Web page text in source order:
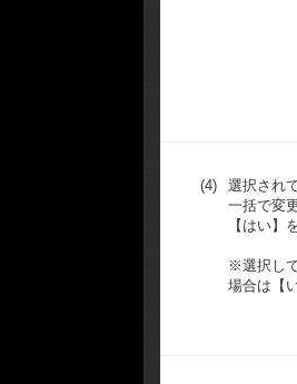
(4)
選択され
一括で変
【はい】
※選択し
場合は【